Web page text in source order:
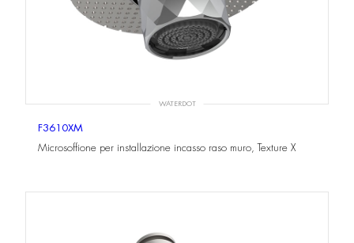
WATERDOT
F3610XM
Microsoffione per installazione incasso raso muro, Texture X